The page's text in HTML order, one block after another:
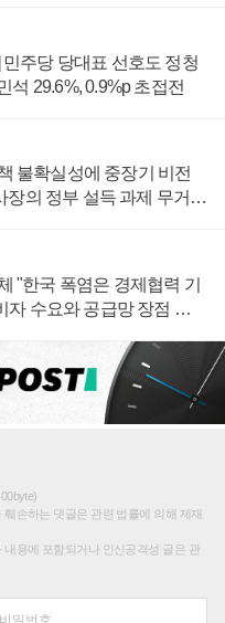
민주당 당대표 선호도 정청
석 29.6%, 0.9%p 초접전
불확실성에 중장기 비전
장의 정부 설득 과제 무거워
"한국 폭염은 경제협력 기
자 수요와 공급망 장점 강
손하는 댓글은 관련 법률에 의해 제재
용에 포함되거나 인신공격성 글은 관